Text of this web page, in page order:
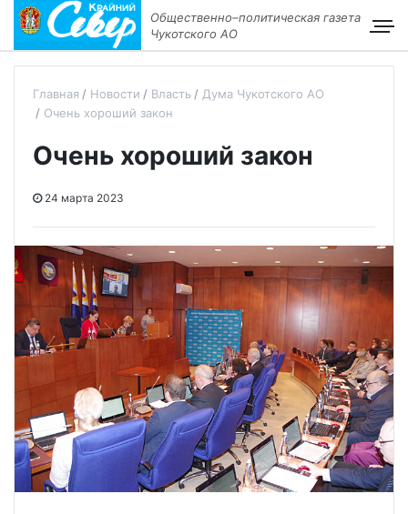
Общественно–политическая газета
Чукотского АО
Главная Новости Власть
Дума Чукотского АО
Очень хороший закон
Очень хороший закон
24 марта 2023